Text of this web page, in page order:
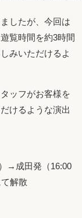
したが、今回は
覧時間を約3時間
みいただけるよ
ッフがお客様を
けるような演出
→成田発（16:00
解散